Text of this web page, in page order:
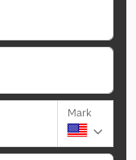
Mark